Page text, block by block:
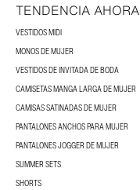
TENDENCIA AHORA
VESTIDOS MIDI
MONOS DE MUJER
VESTIDOS DE INVITADA DE BODA
CAMISETAS MANGA LARGA DE MUJER
CAMISAS SATINADAS DE MUJER
PANTALONES ANCHOS PARA MUJER
PANTALONES JOGGER DE MUJER
SUMMER SETS
SHORTS